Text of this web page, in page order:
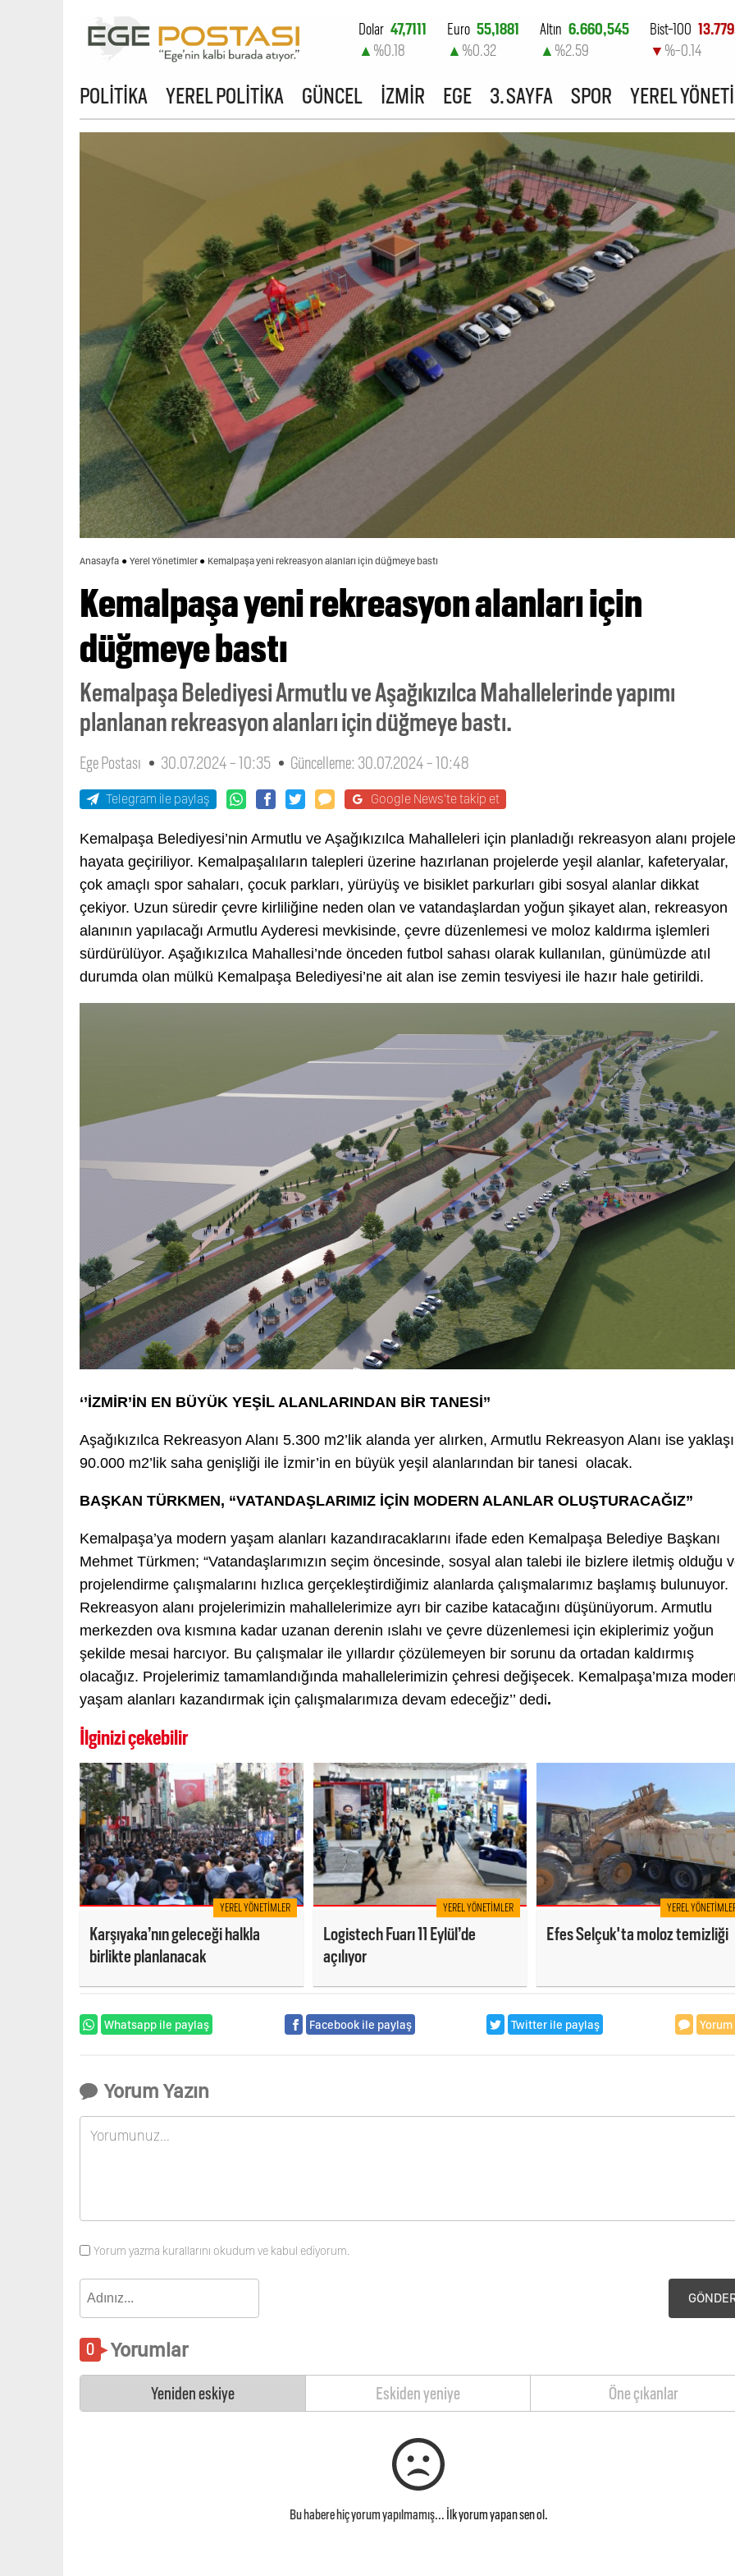
Dolar 47,7111
▲ %0.18
Euro 55,1881
▲ %0.32
Altın 6.660,545
▲ %2.59
Bist-100
▼ %-0.14
POLİTİKA YEREL POLİTİKA GÜNCEL İZMİR EGE 3. SAYFA SPOR YEREL
Anasayfa Yerel Yönetimler Kemalpaşa yeni rekreasyon alanları için düğmeye bastı
Kemalpaşa yeni rekreasyon alanları için
düğmeye bastı
Kemalpaşa Belediyesi Armutlu ve Aşağıkızılca Mahallelerinde yapımı
planlanan rekreasyon alanları için düğmeye bastı.
Ege Postası 30.07.2024 - 10:35 Güncelleme: 30.07.2024 - 10:48
Telegram ile paylaş Google News'te takip et
Kemalpaşa Belediyesi’nin Armutlu ve Aşağıkızılca Mahalleleri için planladığı rekreasyon alanı
hayata geçiriliyor. Kemalpaşalıların talepleri üzerine hazırlanan projelerde yeşil alanlar, kafeteryalar,
çok amaçlı spor sahaları, çocuk parkları, yürüyüş ve bisiklet parkurları gibi sosyal alanlar dikkat
çekiyor. Uzun süredir çevre kirliliğine neden olan ve vatandaşlardan yoğun şikayet alan, rekreasyon
alanının yapılacağı Armutlu Ayderesi mevkisinde, çevre düzenlemesi ve moloz kaldırma işlemleri
sürdürülüyor. Aşağıkızılca Mahallesi’nde önceden futbol sahası olarak kullanılan, günümüzde atıl
durumda olan mülkü Kemalpaşa Belediyesi’ne ait alan ise zemin tesviyesi ile hazır hale getirildi.
‘’İZMİR’İN EN BÜYÜK YEŞİL ALANLARINDAN BİR TANESİ’’
Aşağıkızılca Rekreasyon Alanı 5.300 m2’lik alanda yer alırken, Armutlu Rekreasyon Alanı ise
90.000 m2’lik saha genişliği ile İzmir’in en büyük yeşil alanlarından bir tanesi olacak.
BAŞKAN TÜRKMEN, “VATANDAŞLARIMIZ İÇİN MODERN ALANLAR OLUŞTURACAĞIZ”
Kemalpaşa’ya modern yaşam alanları kazandıracaklarını ifade eden Kemalpaşa Belediye Başkanı
Mehmet Türkmen; “Vatandaşlarımızın seçim öncesinde, sosyal alan talebi ile bizlere iletmiş olduğu
projelendirme çalışmalarını hızlıca gerçekleştirdiğimiz alanlarda çalışmalarımız başlamış bulunuyor.
Rekreasyon alanı projelerimizin mahallelerimize ayrı bir cazibe katacağını düşünüyorum. Armutlu
merkezden ova kısmına kadar uzanan derenin ıslahı ve çevre düzenlemesi için ekiplerimiz yoğun
şekilde mesai harcıyor. Bu çalışmalar ile yıllardır çözülemeyen bir sorunu da ortadan kaldırmış
olacağız. Projelerimiz tamamlandığında mahallelerimizin çehresi değişecek. Kemalpaşa’mıza
yaşam alanları kazandırmak için çalışmalarımıza devam edeceğiz’’ dedi.
İlginizi çekebilir
YEREL YÖNETIMLER
Karşıyaka’nın geleceği halkla
birlikte planlanacak
YEREL YÖNETIMLER
Logistech Fuarı 11 Eylül’de
açılıyor
YEREL
Efes Selçuk'ta moloz temizliği
Whatsapp ile paylaş Facebook ile paylaş Twitter ile paylaş Yorum
Yorum Yazın
Yorum yazma kurallarını okudum ve kabul ediyorum.
Yorumlar
Yeniden eskiye Eskiden yeniye Öne çıkanlar
Bu habere hiç yorum yapılmamış... İlk yorum yapan sen ol.